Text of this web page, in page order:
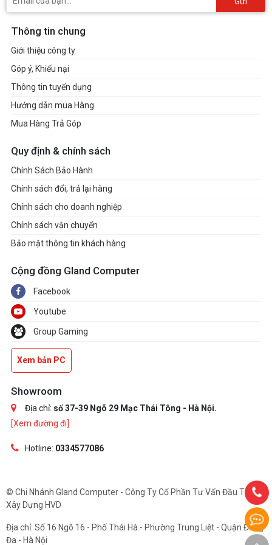
populated, U.2_1 slot will be disabled.
When M.2_3 slot is being populated,
LAN
1 x Intel® X550-AT2 dual 10Gb
Ethernet
Wireless
&
Bluetooth support 1024QAM/OFDMA/MU-
MIMO
Supports up to 2.4Gbps max data rate
Supports 2.4/5GHz Dual-Band
Supports channel bandwidth:
Supports PCIe interface
USB
1 x USB 3.2 Gen 2 connector(s)
1 x USB 3.2 Gen 1 header(s) support(s)
additional 2 USB 3.2 Gen 1 ports
additional 4 USB 2.0 ports
Thông tin chung
Giới thiệu công ty
Góp ý, Khiếu nại
Thông tin tuyển dụng
Hướng dẫn mua Hàng
Mua Hàng Trả Góp
Quy định & chính sách
Chính Sách Bảo Hành
Chính sách đổi, trả lại hàng
Chính sách cho doanh nghiệp
Chính sách vận chuyển
Bảo mật thông tin khách hàng
Cộng đồng Gland Computer
Facebook
Youtube
Group Gaming
Xem bản PC
Showroom
Địa chỉ: số 37-39 Ngõ 29 Mạc Thái Tông - Hà Nội.
[Xem đường đi]
Hotline: 0334577086
© Chi Nhánh Gland Computer - Công Ty Cổ Phần Tư Vấn Đầu Tư Và
Xây Dựng HVD
Địa chỉ: Số 16 Ngõ 16 - Phố Thái Hà - Phường Trung Liệt - Quận Đống
Đa - Hà Nội